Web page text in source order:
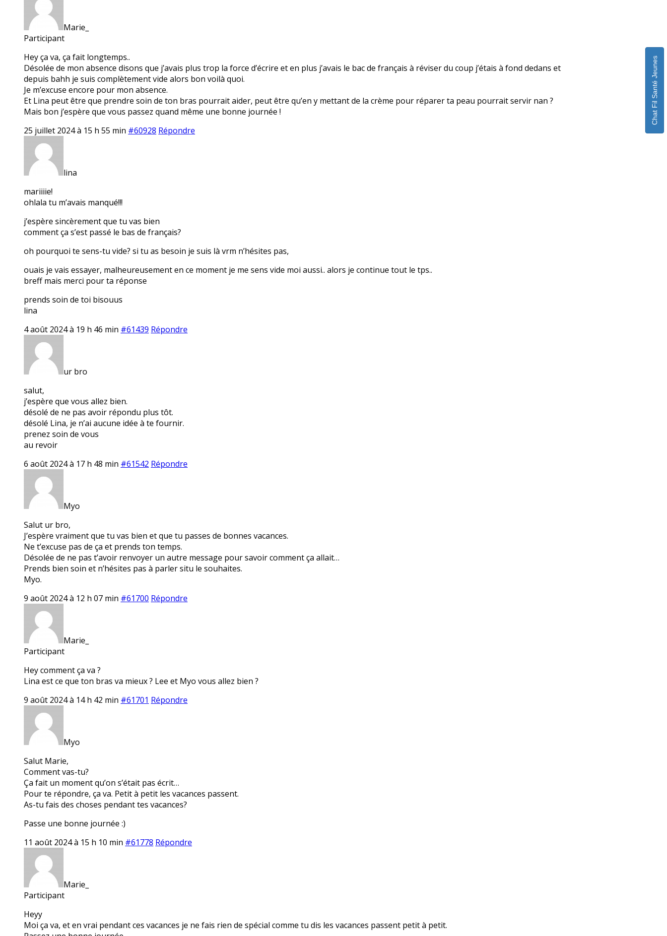
Marie_
Participant
Hey ça va, ça fait longtemps..
Désolée de mon absence disons que j’avais plus trop la force d’écrire et en plus j’avais le bac de français à réviser du coup j’étais à fond dedans et
depuis bahh je suis complètement vide alors bon voilà quoi.
Je m’excuse encore pour mon absence.
Et Lina peut être que prendre soin de ton bras pourrait aider, peut être qu’en y mettant de la crème pour réparer ta peau pourrait servir nan ?
Mais bon j’espère que vous passez quand même une bonne journée !
25 juillet 2024 à 15 h 55 min #60928 Répondre
lina
mariiiie!
ohlala tu m’avais manqué!!!
j’espère sincèrement que tu vas bien
comment ça s’est passé le bas de français?
oh pourquoi te sens-tu vide? si tu as besoin je suis là vrm n’hésites pas,
ouais je vais essayer, malheureusement en ce moment je me sens vide moi aussi.. alors je continue tout le tps..
breff mais merci pour ta réponse
prends soin de toi bisouus
lina
4 août 2024 à 19 h 46 min #61439 Répondre
ur bro
salut,
j’espère que vous allez bien.
désolé de ne pas avoir répondu plus tôt.
désolé Lina, je n’ai aucune idée à te fournir.
prenez soin de vous
au revoir
6 août 2024 à 17 h 48 min #61542 Répondre
Myo
Salut ur bro,
J’espère vraiment que tu vas bien et que tu passes de bonnes vacances.
Ne t’excuse pas de ça et prends ton temps.
Désolée de ne pas t’avoir renvoyer un autre message pour savoir comment ça allait…
Prends bien soin et n’hésites pas à parler situ le souhaites.
Myo.
9 août 2024 à 12 h 07 min #61700 Répondre
Marie_
Participant
Hey comment ça va ?
Lina est ce que ton bras va mieux ? Lee et Myo vous allez bien ?
9 août 2024 à 14 h 42 min #61701 Répondre
Myo
Salut Marie,
Comment vas-tu?
Ça fait un moment qu’on s’était pas écrit…
Pour te répondre, ça va. Petit à petit les vacances passent.
As-tu fais des choses pendant tes vacances?
Passe une bonne journée :)
11 août 2024 à 15 h 10 min #61778 Répondre
Marie_
Participant
Heyy
Moi ça va, et en vrai pendant ces vacances je ne fais rien de spécial comme tu dis les vacances passent petit à petit.
Chat Fil Santé Jeunes